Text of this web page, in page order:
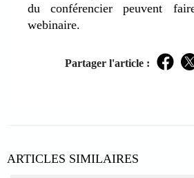
du conférencier peuvent
webinaire.
Partager l'article :
ARTICLES SIMILAIRES